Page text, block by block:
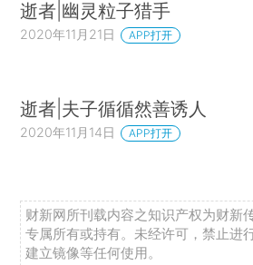
逝者|幽灵粒子猎手
2020年11月21日 APP打开
逝者|夫子循循然善诱人
2020年11月14日 APP打开
财新网所刊载内容之知识产权为财新
专属所有或持有。未经许可，禁止进
建立镜像等任何使用。